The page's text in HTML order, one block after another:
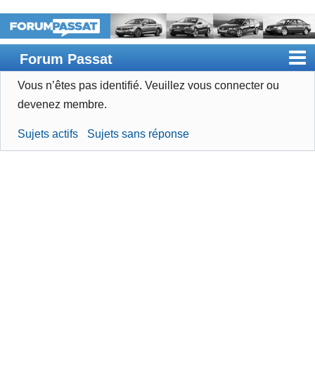
Forum Passat
Accueil
Devenir membre
Vous n’êtes pas identifié. Veuillez vous connecter ou
devenez membre.
Sujets actifs Sujets sans réponse